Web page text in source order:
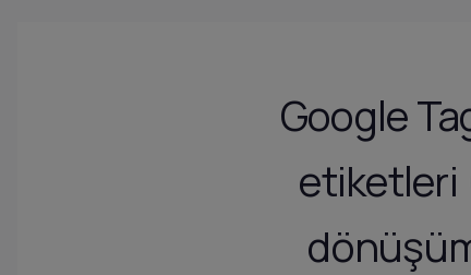
Google
etiketleri